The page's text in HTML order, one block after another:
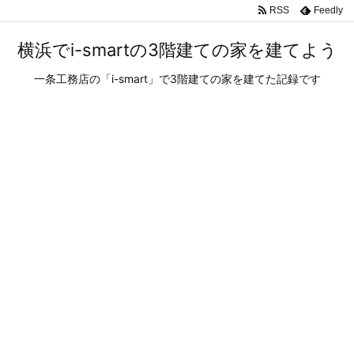
横浜でi-smartの3階建ての家を建てよう
一条工務店の「i-smart」で3階建ての家を建てた記録です
RSS Feedly